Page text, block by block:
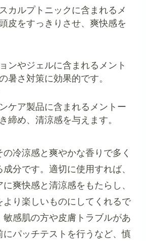
カルプトニックに含まれるメ
皮をすっきりさせ、爽快感を
ンやジェルに含まれるメント
暑さ対策に効果的です。
ケア製品に含まれるメントー
締め、清涼感を与えます。
の冷涼感と爽やかな香りで多く
分です。適切に使用すれば、
爽快感と清涼感をもたらし、
より楽しいものにしてくれるで
敏感肌の方や皮膚トラブルがあ
にパッチテストを行うなど、慎